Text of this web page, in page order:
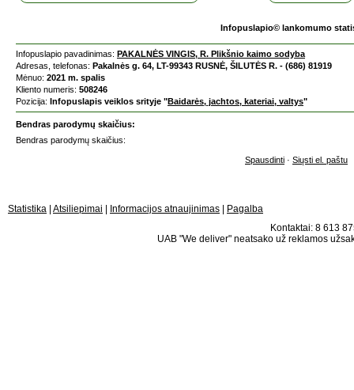
Infopuslapio© lankomumo
Infopuslapio pavadinimas: PAKALNĖS VINGIS, R. Plikšnio kaimo sodyba
Adresas, telefonas: Pakalnės g. 64, LT-99343 RUSNĖ, ŠILUTĖS R. - (686) 81919
Mėnuo: 2021 m. spalis
Kliento numeris: 508246
Pozicija: Infopuslapis veiklos srityje "Baidarės, jachtos, kateriai, valtys"
Bendras parodymų skaičius:
Bendras parodymų skaičius:
Spausdinti · Siųsti el. paštu
Statistika Atsiliepimai Informacijos atnaujinimas
Pagalba
Kontaktai: 8 613
UAB "We deliver" neatsako už reklamos